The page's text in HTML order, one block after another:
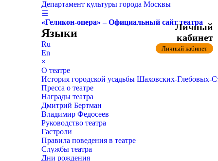
Департамент культуры города Москвы
☰
«Геликон-опера» – Официальный сайт театра
Языки
Ru
En
×
О театре
История городской усадьбы Шаховских-
Пресса о театре
Награды театра
Дмитрий Бертман
Владимир Федосеев
Руководство театра
Гастроли
Правила поведения в театре
Службы театра
Дни рождения
Личный
кабинет
Личный кабинет